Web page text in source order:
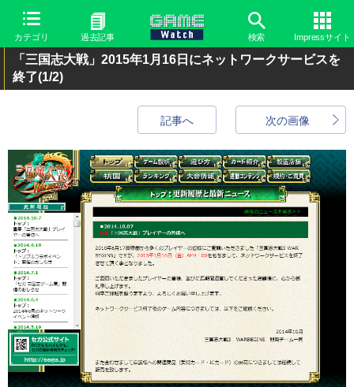
カテゴリ 過去記事 検索 Impressサイト
「三国志大戦」2015年1月16日にネットワークサービスを
終了(1/2)
次の画像
記事へ